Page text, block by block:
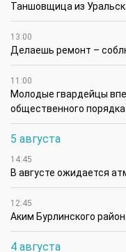
Таншовщица из
13:00
Делаешь ремонт –
11:00
Молодые гвардейцы
общественного
5 августа
14:45
В августе ожидается
12:45
Аким Бурлинского
4 августа